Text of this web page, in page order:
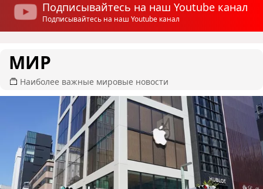
Подписывайтесь на наш Youtube канал
Подписывайтесь на наш Youtube канал
МИР
Наиболее важные мировые новости